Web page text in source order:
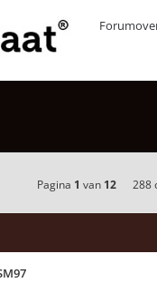
Pagina 1 van 12 288